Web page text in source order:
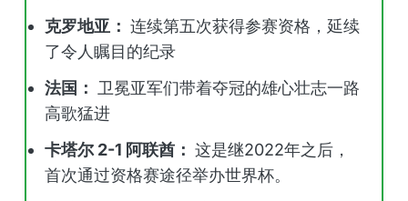
克罗地亚： 连续第五次获得参赛资格，延续
了令人瞩目的纪录
法国： 卫冕亚军们带着夺冠的雄心壮志一路
高歌猛进
卡塔尔 2-1 阿联酋： 这是继2022年之后，
首次通过资格赛途径举办世界杯。